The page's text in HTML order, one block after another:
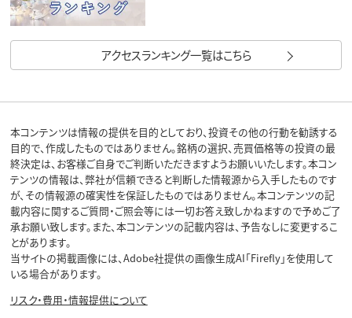
アクセスランキング一覧はこちら
本コンテンツは情報の提供を目的としており、投資その他の行動を勧誘する
目的で、作成したものではありません。銘柄の選択、売買価格等の投資の最
終決定は、お客様ご自身でご判断いただきますようお願いいたします。本コン
テンツの情報は、弊社が信頼できると判断した情報源から入手したものです
が、その情報源の確実性を保証したものではありません。本コンテンツの記
載内容に関するご質問・ご照会等には一切お答え致しかねますので予めご了
承お願い致します。また、本コンテンツの記載内容は、予告なしに変更するこ
とがあります。
当サイトの掲載画像には、Adobe社提供の画像生成AI「Firefly」を使用して
いる場合があります。
リスク・費用・情報提供について